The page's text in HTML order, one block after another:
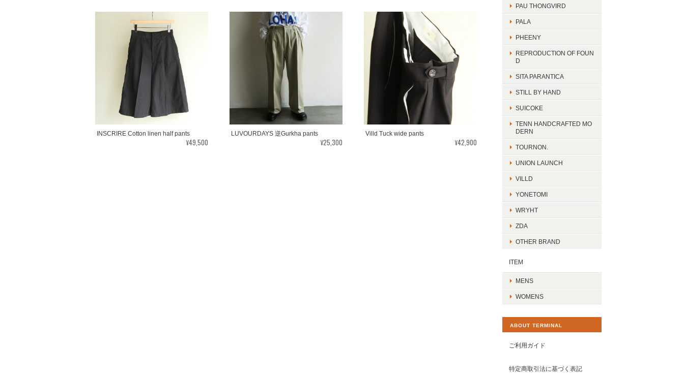
INSCRIRE Cotton linen half pants
¥49,500
LUVOURDAYS 逆Gurkha pants
¥25,300
Villd Tuck wide pants
¥42,900
PAU THONGVIRD
PALA
PHEENY
REPRODUCTION OF FOUN
D
SITA PARANTICA
STILL BY HAND
SUICOKE
TENN HANDCRAFTED MO
DERN
TOURNON.
UNION LAUNCH
VILLD
YONETOMI
WRYHT
ZDA
OTHER BRAND
ITEM
MENS
WOMENS
ABOUT TERMINAL
ご利用ガイド
特定商取引法に基づく表記